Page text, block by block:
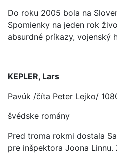
Do roku 2005 bola na
Spomienky na jeden rok
absurdné príkazy, vojenský
KEPLER, Lars
Pavúk /číta Peter Lejko/
švédske romány
Pred troma rokmi dostala
pre inšpektora Joona